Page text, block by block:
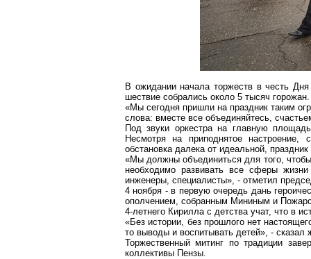
В ожидании начала торжеств в честь
шествие собрались около 5 тысяч горожан.
«Мы сегодня пришли на праздник таким
слова: вместе все объединяйтесь,
Под звуки оркестра на главную
Несмотря на приподнятое
обстановка далека от идеальной,
«Мы должны объединиться для того,
необходимо развивать все сферы
инженеры, специалисты», - отметил
4 ноября - в первую очередь дань
ополчением, собранным Мининым и
4-летнего Кирилла с детства учат, что в
«Без истории, без прошлого нет
то выводы и воспитывать детей», - сказал
Торжественный митинг по традиции
коллективы Пензы.